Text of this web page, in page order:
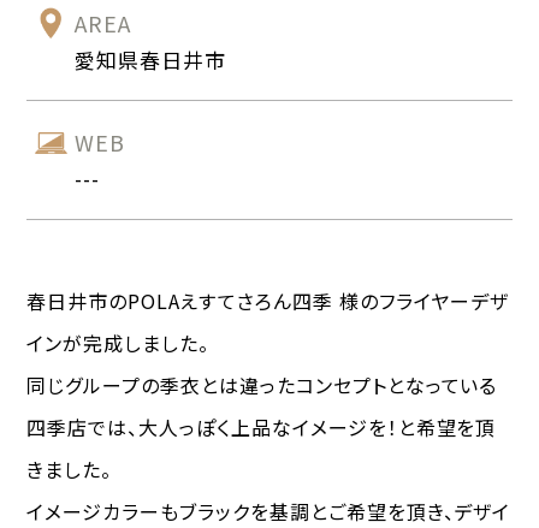
AREA
愛知県春日井市
WEB
---
春日井市のPOLAえすてさろん四季 様のフライヤーデザ
インが完成しました。
同じグループの季衣とは違ったコンセプトとなっている
四季店では、大人っぽく上品なイメージを！と希望を頂
きました。
イメージカラーもブラックを基調とご希望を頂き、デザイ